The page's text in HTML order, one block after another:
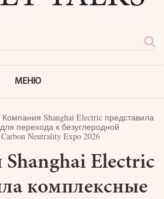
МЕНЮ
Компания Shanghai Electric представила
перехода к безуглеродной
Neutrality Expo 2026
Electric
комплексные